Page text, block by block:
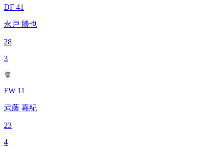
DF 41
永戸 勝也
28
3
FW 11
武藤 嘉紀
23
4